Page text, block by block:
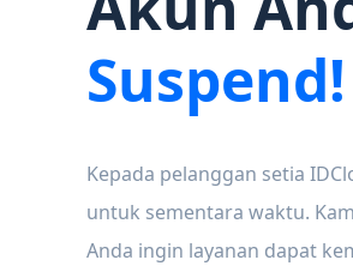
Suspend!
Kepada pelanggan setia
untuk sementara waktu.
Anda ingin layanan dapat